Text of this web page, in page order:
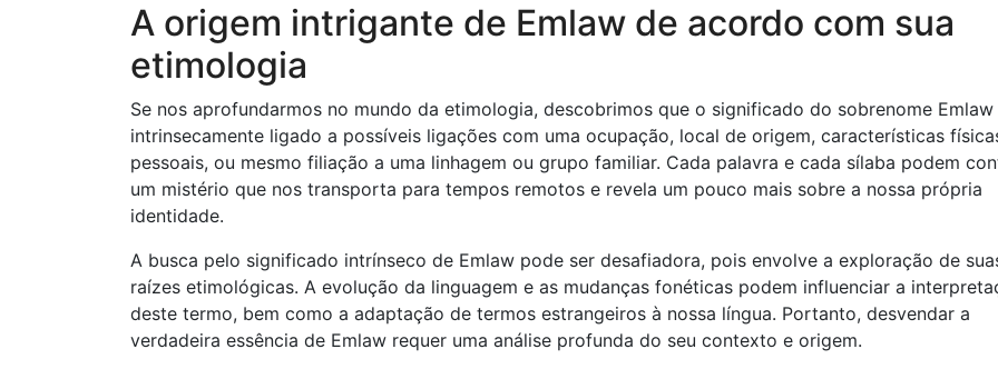
A origem intrigante de Emlaw de acordo com sua
etimologia
Se nos aprofundarmos no mundo da etimologia, descobrimos que o significado do sobrenome Emlaw
intrinsecamente ligado a possíveis ligações com uma ocupação, local de origem, características
pessoais, ou mesmo filiação a uma linhagem ou grupo familiar. Cada palavra e cada sílaba podem
um mistério que nos transporta para tempos remotos e revela um pouco mais sobre a nossa própria
identidade.
A busca pelo significado intrínseco de Emlaw pode ser desafiadora, pois envolve a exploração de
raízes etimológicas. A evolução da linguagem e as mudanças fonéticas podem influenciar a
deste termo, bem como a adaptação de termos estrangeiros à nossa língua. Portanto, desvendar a
verdadeira essência de Emlaw requer uma análise profunda do seu contexto e origem.